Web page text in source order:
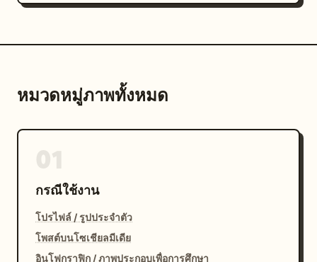
หมวดหมู่ภาพทั้งหมด
กรณีใช้งาน
โปรไฟล์ / รูปประจำตัว
โพสต์บนโซเชียลมีเดีย
อินโฟกราฟิก / ภาพประกอบเพื่อการศึกษา